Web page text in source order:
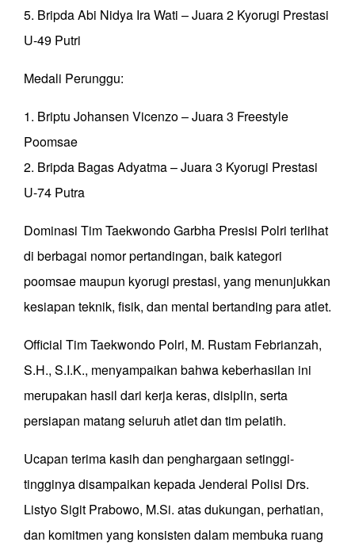
5. Bripda Abi Nidya Ira Wati – Juara 2 Kyorugi Prestasi
U-49 Putri
Medali Perunggu:
1. Briptu Johansen Vicenzo – Juara 3 Freestyle
Poomsae
2. Bripda Bagas Adyatma – Juara 3 Kyorugi Prestasi
U-74 Putra
Dominasi Tim Taekwondo Garbha Presisi Polri terlihat
di berbagai nomor pertandingan, baik kategori
poomsae maupun kyorugi prestasi, yang menunjukkan
kesiapan teknik, fisik, dan mental bertanding para atlet.
Official Tim Taekwondo Polri, M. Rustam Febrianzah,
S.H., S.I.K., menyampaikan bahwa keberhasilan ini
merupakan hasil dari kerja keras, disiplin, serta
persiapan matang seluruh atlet dan tim pelatih.
Ucapan terima kasih dan penghargaan setinggi-
tingginya disampaikan kepada Jenderal Polisi Drs.
Listyo Sigit Prabowo, M.Si. atas dukungan, perhatian,
dan komitmen yang konsisten dalam membuka ruang